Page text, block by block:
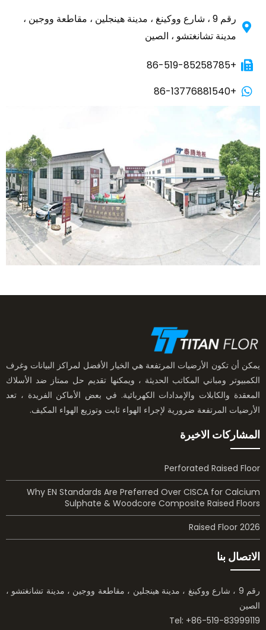
رقم 9 ، شارع ووكينغ ، مدينة هينجلين ، مقاطعة ووجين ،
مدينة تشانغتشو ، الصين
+86-519-85258785
+86-13776881540
يمكن أن تكون الأرضيات المرتفعة هي الخيار الأفضل لمراكز البيانات وغرف
الكمبيوتر ومباني المكاتب الحديثة ، ويمكنها تقديم حل ممتاز ضد الأسلاك
المعقدة والكابلات والإمدادات الكهربائية. في بعض الأماكن الفريدة ، تعد
الأرضيات المرتفعة ضرورية لإجراء الهواء ثابت وتوزيع الهواء المكيف.
المشاركات الاخيرة
Perforated Raised Floor
Why EN Standards Are Preferred Over CISCA for Calcium
Sulphate & Woodcore Composite Raised Floors
Raised Floor 2026
الاتصال بنا
رقم 9 ، شارع ووكينغ ، مدينة هينجلين ، مقاطعة ووجين ، مدينة تشانغتشو ،
الصين
Tel: +86-519-83999119